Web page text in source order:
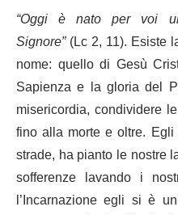
“Oggi è nato per voi
Signore”(Lc 2, 11). Esiste
nome: quello di Gesù
Sapienza e la gloria del
misericordia, condividere
fino alla morte e oltre.
strade, ha pianto le nostre
sofferenze lavando i
l’Incarnazione egli si è